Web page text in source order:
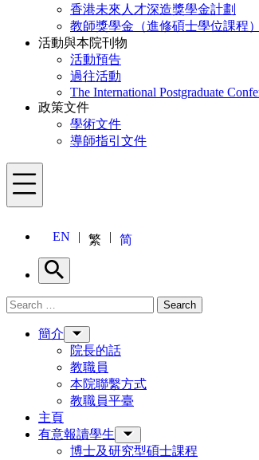
香港未來人才深造獎學金計劃
教師獎學金（進修碩士學位課程）
活動與本院刊物
活動預告
過往活動
The International Postgraduate
政策文件
學術文件
導師指引文件
Menu
EN 繁 简
Search
Search for: Search
簡介
院長的話
教職員
本院聯繫方式
教職員平臺
主頁
有意報讀學生
博士及研究型碩士課程